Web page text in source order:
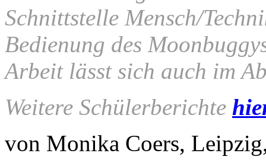
Schnittstelle Mensch/
Bedienung des
Arbeit lässt sich auch im
Weitere Schülerberichte
von Monika Coers,